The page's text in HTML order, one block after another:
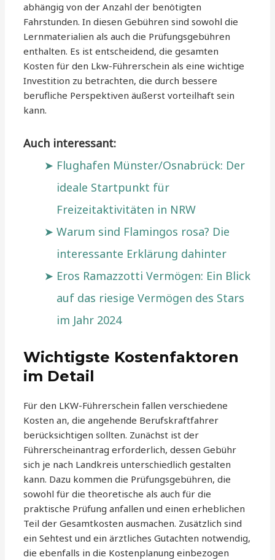
abhängig von der Anzahl der benötigten
Fahrstunden. In diesen Gebühren sind sowohl die
Lernmaterialien als auch die Prüfungsgebühren
enthalten. Es ist entscheidend, die gesamten
Kosten für den Lkw-Führerschein als eine wichtige
Investition zu betrachten, die durch bessere
berufliche Perspektiven äußerst vorteilhaft sein
kann.
Auch interessant:
Flughafen Münster/Osnabrück: Der
ideale Startpunkt für
Freizeitaktivitäten in NRW
Warum sind Flamingos rosa? Die
interessante Erklärung dahinter
Eros Ramazzotti Vermögen: Ein Blick
auf das riesige Vermögen des Stars
im Jahr 2024
Wichtigste Kostenfaktoren
im Detail
Für den LKW-Führerschein fallen verschiedene
Kosten an, die angehende Berufskraftfahrer
berücksichtigen sollten. Zunächst ist der
Führerscheinantrag erforderlich, dessen Gebühr
sich je nach Landkreis unterschiedlich gestalten
kann. Dazu kommen die Prüfungsgebühren, die
sowohl für die theoretische als auch für die
praktische Prüfung anfallen und einen erheblichen
Teil der Gesamtkosten ausmachen. Zusätzlich sind
ein Sehtest und ein ärztliches Gutachten notwendig,
die ebenfalls in die Kostenplanung einbezogen